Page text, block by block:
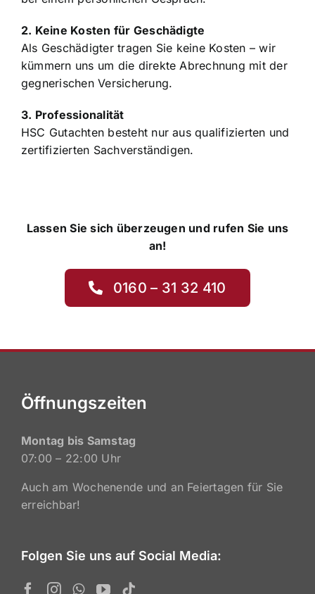
Wir beraten Sie jederzeit kostenfrei! Sowohl
telefonisch, als auch per Whatsapp, E-Mail oder
bei einem persönlichen Gespräch.
2. Keine Kosten für Geschädigte
Als Geschädigter tragen Sie keine Kosten – wir
kümmern uns um die direkte Abrechnung mit der
gegnerischen Versicherung.
Lassen Sie sich überzeugen und rufen Sie uns
an!
Öffnungszeiten
Montag bis Samstag
07:00 – 22:00 Uhr
erreichbar!